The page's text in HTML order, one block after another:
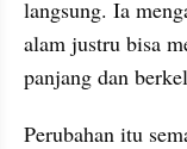
langsung. Ia
alam justru bisa
panjang dan
Perubahan itu